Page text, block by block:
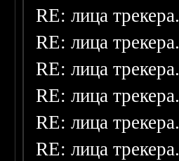
RE: лица трекера.
RE: лица трекера.
RE: лица трекера.
RE: лица трекера.
RE: лица трекера.
RE: лица трекера.